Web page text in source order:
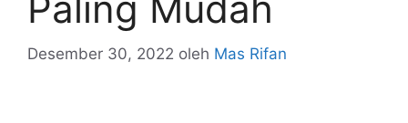
Desember 30, 2022 oleh Mas Rifan